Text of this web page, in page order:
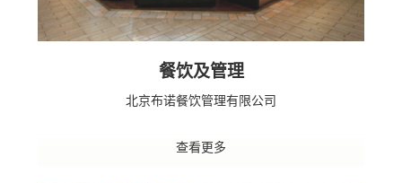
餐饮及管理
北京布诺餐饮管理有限公司
查看更多